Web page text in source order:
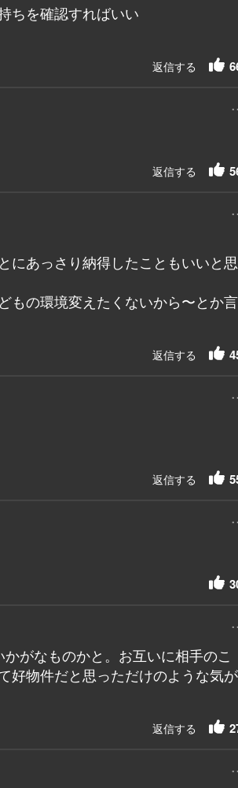
ちを確認すればいい
返信する
返信する
にあっさり納得したこともいいと思
もの環境変えたくないから〜とか言
返信する
返信する
がなものかと。お互いに相手のこ
好物件だと思っただけのような気が
返信する